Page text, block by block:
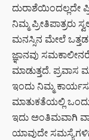
ದುರಾಶೆಯಿಂದಲ್ಲದೇ
ನಿಮ್ಮ ಪ್ರೀತಿಪಾತ್ರರು
ಮನಸ್ಸಿನ ಮೇಲೆ
ಜ್ಞಾನವು
ಮಾಡುತ್ತದೆ.
ಇಂದು ನಿಮ್ಮ
ಮಾತುಕತೆಯಲ್ಲಿ
ಇದು ಅಂತಿಮವಾಗಿ
ಯಾವುದೇ